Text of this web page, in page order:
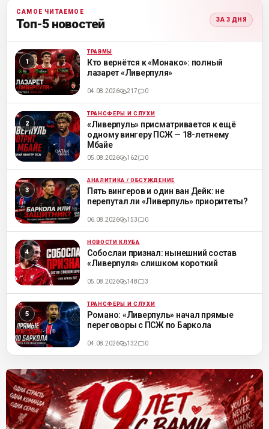
САМОЕ ЧИТАЕМОЕ
Топ-5 новостей ЗА 3 ДНЯ
ML ТРАВМЫ
Кто вернётся к «Монако»: полный
лазарет «Ливерпуля»
04.08.2026 217 0
ML ТРАНСФЕРЫ И СЛУХИ
«Ливерпуль» присматривается к ещё
одному вингеру ПСЖ — 18-летнему
Мбайе
05.08.2026 162 0
ML АНАЛИТИКА / ОБСУЖДЕНИЕ
Пять вингеров и один ван Дейк: не
перепутал ли «Ливерпуль» приоритеты?
06.08.2026 153 0
ML НОВОСТИ КЛУБА
Собослаи признал: нынешний состав
«Ливерпуля» слишком короткий
05.08.2026 148 3
ML ТРАНСФЕРЫ И СЛУХИ
Романо: «Ливерпуль» начал прямые
переговоры с ПСЖ по Баркола
04.08.2026 132 0